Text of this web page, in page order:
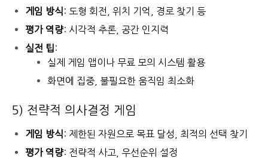
게임 방식: 도형 회전, 위치 기억, 경로 찾기 등
평가 역량: 시각적 추론, 공간 인지력
실전 팁 :
실제 게임 앱이나 무료 모의 시스템 활용
화면에 집중, 불필요한 움직임 최소화
5) 전략적 의사결정 게임
게임 방식: 제한된 자원으로 목표 달성, 최적의 선택 찾기
평가 역량: 전략적 사고, 우선순위 설정